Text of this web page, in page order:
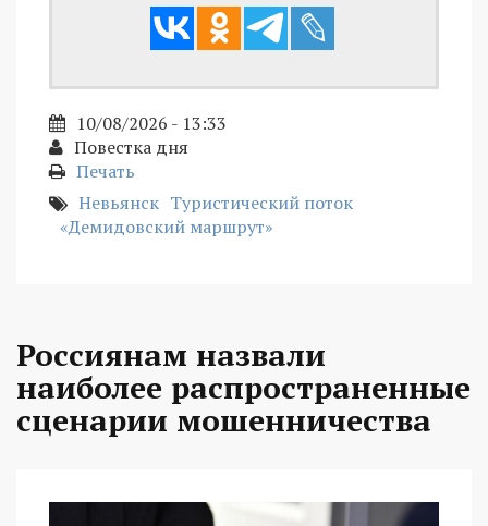
10/08/2026 - 13:33
Повестка дня
Печать
Невьянск Туристический поток
«Демидовский маршрут»
Россиянам назвали
наиболее распространенные
сценарии мошенничества